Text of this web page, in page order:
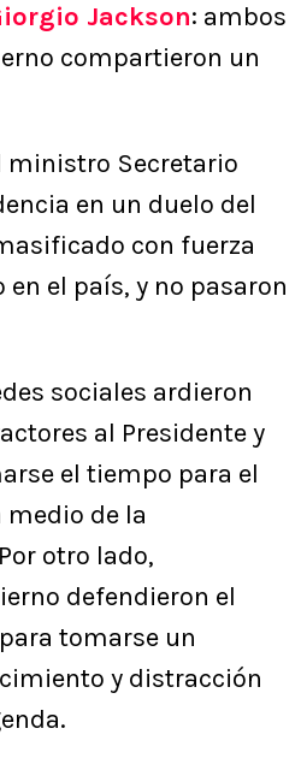
Jackson: ambos
compartieron un
ministro Secretario
en un duelo del
con fuerza
el país, y no pasaron
sociales ardieron
al Presidente y
el tiempo para el
medio de la
otro lado,
defendieron el
tomarse un
y distracción